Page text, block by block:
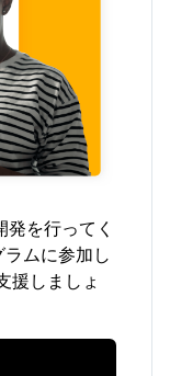
を行ってく
ムに参加し
援しましょ